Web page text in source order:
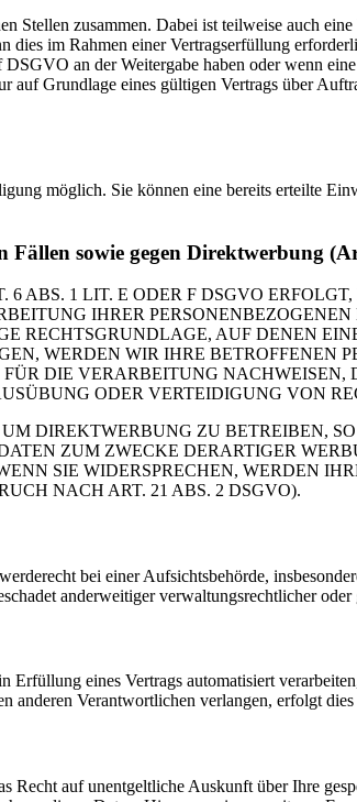
Stellen zusammen. Dabei ist teilweise auch
dies im Rahmen einer Vertragserfüllung
an der Weitergabe haben oder wenn
auf Grundlage eines gültigen Vertrags über
möglich. Sie können eine bereits erteilte
Fällen sowie gegen Direktwerbung
ABS. 1 LIT. E ODER F DSGVO
IHRER
RECHTSGRUNDLAGE, AUF DENEN
WERDEN WIR IHRE BETROFFENEN
DIE VERARBEITUNG NACHWEISEN,
ODER VERTEIDIGUNG VON
DIREKTWERBUNG ZU BETREIBEN,
ZUM ZWECKE DERARTIGER
SIE WIDERSPRECHEN, WERDEN
NACH ART. 21 ABS. 2 DSGVO).
bei einer Aufsichtsbehörde,
anderweitiger verwaltungsrechtlicher
eines Vertrags automatisiert
anderen Verantwortlichen verlangen, erfolgt
Recht auf unentgeltliche Auskunft über Ihre